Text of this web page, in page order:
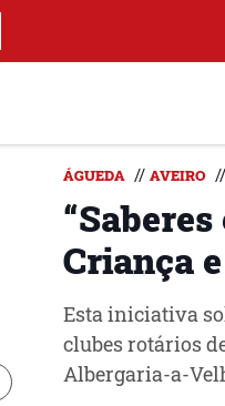
ÁGUEDA // AVEIRO //
Criança
Esta iniciativa
clubes rotários
Albergaria-a-